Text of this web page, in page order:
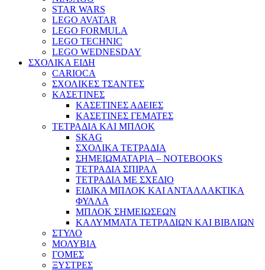
STAR WARS
LEGO AVATAR
LEGO FORMULA
LEGO TECHNIC
LEGO WEDNESDAY
ΣΧΟΛΙΚΑ ΕΙΔΗ
CARIOCA
ΣΧΟΛΙΚΕΣ ΤΣΑΝΤΕΣ
ΚΑΣΕΤΙΝΕΣ
ΚΑΣΕΤΙΝΕΣ ΑΔΕΙΕΣ
ΚΑΣΕΤΙΝΕΣ ΓΕΜΑΤΕΣ
ΤΕΤΡΑΔΙΑ ΚΑΙ ΜΠΛΟΚ
SKAG
ΣΧΟΛΙΚΑ ΤΕΤΡΑΔΙΑ
ΣΗΜΕΙΩΜΑΤΑΡΙΑ – NOTEBOOKS
ΤΕΤΡΑΔΙΑ ΣΠΙΡΑΛ
ΤΕΤΡΑΔΙΑ ΜΕ ΣΧΕΔΙΟ
ΕΙΔΙΚΑ ΜΠΛΟΚ ΚΑΙ ΑΝΤΑΛΛΑΚΤΙΚΑ
ΦΥΛΛΑ
ΜΠΛΟΚ ΣΗΜΕΙΩΣΕΩΝ
ΚΑΛΥΜΜΑΤΑ ΤΕΤΡΑΔΙΩΝ ΚΑΙ ΒΙΒΛΙΩΝ
ΣΤΥΛΟ
ΜΟΛΥΒΙΑ
ΓΟΜΕΣ
ΞΥΣΤΡΕΣ